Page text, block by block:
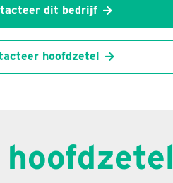
dit bedrijf
hoofdzetel
hoofdzetel